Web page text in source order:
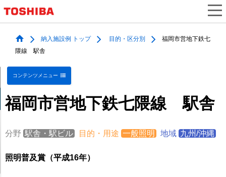
納入施設例 トップ 目的・区分別
福岡市営地下鉄七
隈線 駅舎
コンテンツメニュー
福岡市営地下鉄七隈線 駅舎
分野 駅舎・駅ビル 目的・用途 一般照明 地域 九州/沖縄
照明普及賞（平成16年）